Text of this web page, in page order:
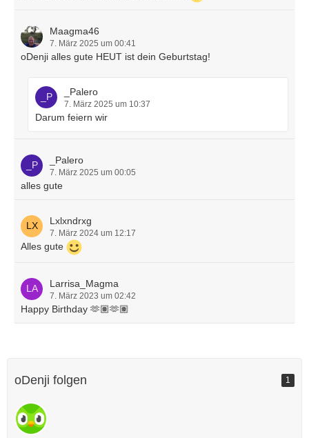
Maagma46
7. März 2025 um 00:41
oDenji alles gute HEUT ist dein Geburtstag!
_Palero
7. März 2025 um 10:37
Darum feiern wir
_Palero
7. März 2025 um 00:05
alles gute
Lxlxndrxg
7. März 2024 um 12:17
Alles gute
Larrisa_Magma
7. März 2023 um 02:42
Happy Birthday 🫶🏽🫶🏽
oDenji folgen 1